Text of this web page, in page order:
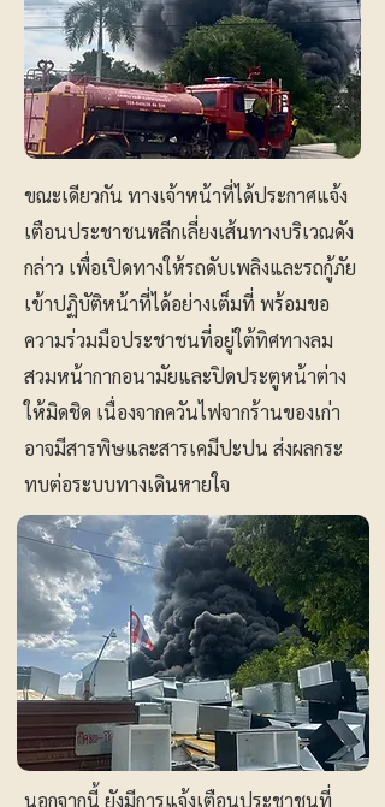
ขณะเดียวกัน ทางเจ้าหน้าที่ได้ประกาศแจ้ง
เตือนประชาชนหลีกเลี่ยงเส้นทางบริเวณดัง
กล่าว เพื่อเปิดทางให้รถดับเพลิงและรถกู้ภัย
เข้าปฏิบัติหน้าที่ได้อย่างเต็มที่ พร้อมขอ
ความร่วมมือประชาชนที่อยู่ใต้ทิศทางลม
สวมหน้ากากอนามัยและปิดประตูหน้าต่าง
ให้มิดชิด เนื่องจากควันไฟจากร้านของเก่า
อาจมีสารพิษและสารเคมีปะปน ส่งผลกระ
ทบต่อระบบทางเดินหายใจ
นอกจากนี้ ยังมีการแจ้งเตือนประชาชนที่